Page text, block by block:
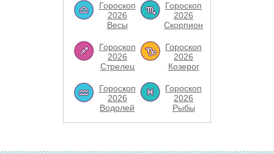
Гороскоп
2026
Весы
Гороскоп
2026
Скорпион
Гороскоп
2026
Стрелец
Гороскоп
2026
Козерог
Гороскоп
2026
Водолей
Гороскоп
2026
Рыбы